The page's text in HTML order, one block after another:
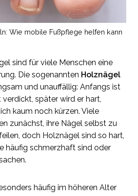
Wie mobile Fußpflege helfen kann
sind für viele Menschen eine
Die sogenannten Holznägel
und unauffällig: Anfangs ist
später wird er hart,
kaum noch kürzen. Viele
zunächst, ihre Nägel selbst zu
doch Holznägel sind so hart,
häufig schmerzhaft sind oder
häufig im höheren Alter